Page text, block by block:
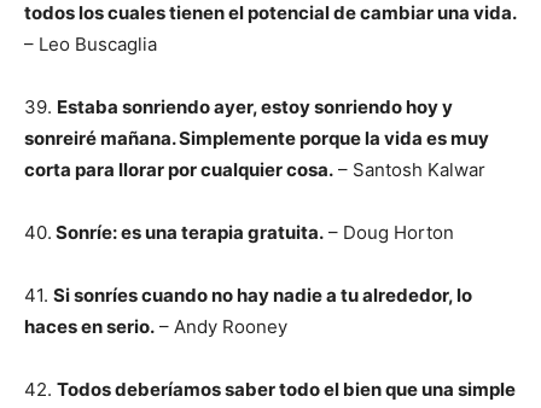
todos los cuales tienen el potencial de cambiar una vida.
– Leo Buscaglia
39. Estaba sonriendo ayer, estoy sonriendo hoy y
sonreiré mañana. Simplemente porque la vida es muy
corta para llorar por cualquier cosa. – Santosh Kalwar
40. Sonríe: es una terapia gratuita. – Doug Horton
41. Si sonríes cuando no hay nadie a tu alrededor, lo
haces en serio. – Andy Rooney
42. Todos deberíamos saber todo el bien que una simple